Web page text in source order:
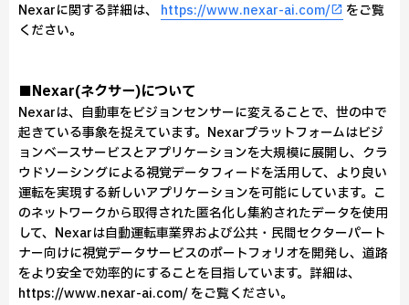
Nexarに関する詳細は、 https://www.nexar-ai.com/
をご覧
ください。
■Nexar(ネクサー)について
Nexarは、自動車をビジョンセンサーに変えることで、世の中で
起きている事象を捉えています。Nexarプラットフォームはビジ
ョンベースサービスとアプリケーションを大規模に展開し、クラ
ウドソーシングによる視覚データフィードを活用して、より良い
運転を実現する新しいアプリケーションを可能にしています。こ
のネットワークから取得された匿名化し集約されたデータを使用
して、Nexarは自動運転車業界および公共・民間セクターパート
ナー向けに視覚データサービスのポートフォリオを開発し、道路
をより安全で効率的にすることを目指しています。詳細は、
https://www.nexar-ai.com/ をご覧ください。